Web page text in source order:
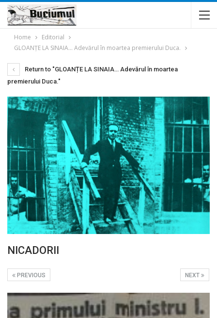
Home
Editorial
GLOANȚE LA SINAIA… Adevărul în moartea premierului Duca.
Return to "GLOANȚE LA SINAIA… Adevărul în moartea
premierului Duca."
NICADORII
NEXT
PREVIOUS